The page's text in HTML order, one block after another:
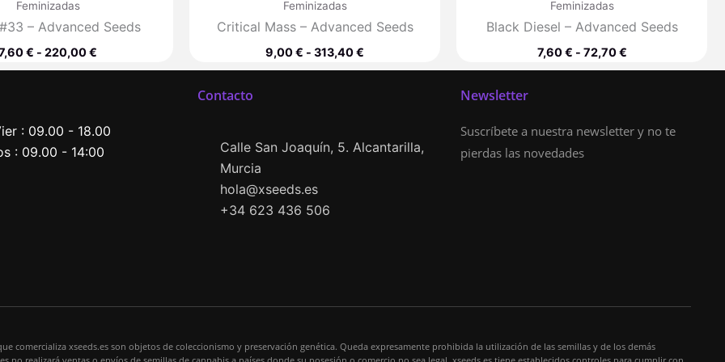
Feminizadas
– Advanced Seeds
€ - 220,00€
Feminizadas
Critical Mass – Advanced Seeds
9,00€ - 313,40€
Feminizadas
Black Diesel – Advanced Seeds
7,60€ - 72,70€
: 09.00 - 18.00
: 09.00 - 14:00
Contacto
Calle San Joaquín, 5. Alcantarilla,
Murcia
hola@xseeds.es
+34 623 436 506
Newsletter
Suscríbete a nuestra newsletter y no te
pierdas las novedades
comercializa xseeds.es son objetos de coleccionismo y preservación genética. Queda expresamente prohibida la utilización de las semillas y de los demás